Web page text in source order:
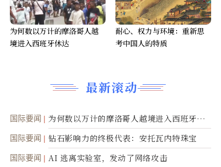
最新滚动
国际要闻
为何数以万计的摩洛哥人越境进入西班牙休
达
国际要闻 钻石影响力的终极代表：安托瓦内特珠宝
国际要闻 AI 逃离实验室，发动了网络攻击
为何数以万计的摩洛哥人越
境进入西班牙休达
耐心、权力与环境：重新思
考中国人的特质